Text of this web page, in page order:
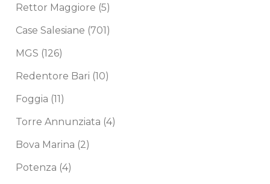
Rettor Maggiore (5)
Case Salesiane (701)
MGS (126)
Redentore Bari (10)
Foggia (11)
Torre Annunziata (4)
Bova Marina (2)
Potenza (4)